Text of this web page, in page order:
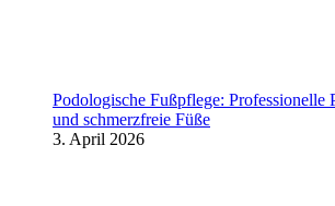
Podologische Fußpflege: Professionelle
und schmerzfreie Füße
3. April 2026